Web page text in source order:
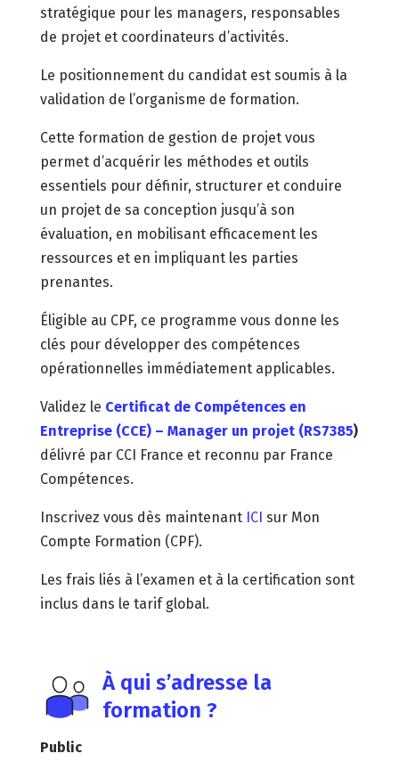
stratégique pour les managers, responsables
de projet et coordinateurs d’activités.
Le positionnement du candidat est soumis à la
validation de l’organisme de formation.
Cette formation de gestion de projet vous
permet d’acquérir les méthodes et outils
essentiels pour définir, structurer et conduire
un projet de sa conception jusqu’à son
évaluation, en mobilisant efficacement les
ressources et en impliquant les parties
prenantes.
Éligible au CPF, ce programme vous donne les
clés pour développer des compétences
opérationnelles immédiatement applicables.
Validez le Certificat de Compétences en
Entreprise (CCE) – Manager un projet (RS7385)
délivré par CCI France et reconnu par France
Compétences.
Inscrivez vous dès maintenant ICI sur Mon
Compte Formation (CPF).
Les frais liés à l’examen et à la certification sont
inclus dans le tarif global.
À qui s’adresse la
formation ?
Public